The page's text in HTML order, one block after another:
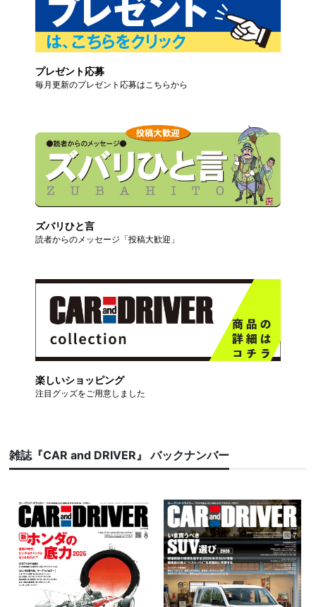
プレゼント応募
毎月更新のプレゼント応募はこちらから
ズバリひと言
読者からのメッセージ「投稿大歓迎」
楽しいショッピング
注目グッズをご用意しました
雑誌『CAR and DRIVER』 バックナンバー